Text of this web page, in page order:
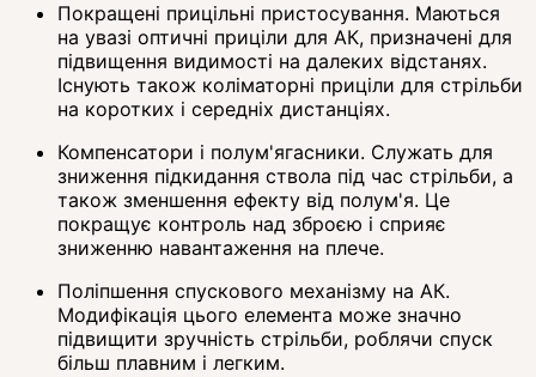
Покращені прицільні пристосування. Маються
на увазі оптичні приціли для АК, призначені для
підвищення видимості на далеких відстанях.
Існують також коліматорні приціли для стрільби
на коротких і середніх дистанціях.
Компенсатори і полум'ягасники. Служать для
зниження підкидання ствола під час стрільби, а
також зменшення ефекту від полум'я. Це
покращує контроль над зброєю і сприяє
зниженню навантаження на плече.
Поліпшення спускового механізму на АК.
Модифікація цього елемента може значно
підвищити зручність стрільби, роблячи спуск
більш плавним і легким.